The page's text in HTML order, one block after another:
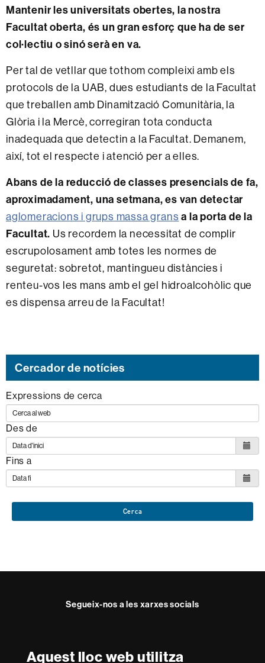
Aquest lloc web utilitza
Mantenir les universitats obertes, la nostra
Facultat oberta, és un gran esforç que ha de ser
col·lectiu o sinó serà en va.
Per tal de vetllar que tothom compleixi amb els
protocols de la UAB, dues estudiants de la Facultat
que treballen amb Dinamització Comunitària, la
Glòria i la Mercè, corregiran tota conducta
inadequada que detectin a la Facultat. Demanem,
així, tot el respecte i atenció per a elles.
Abans de la reducció de classes presencials de fa,
aproximadament, una setmana, es van detectar
aglomeracions i grups massa grans a la porta de la
Facultat. Us recordem la necessitat de complir
escrupolosament amb totes les normes de
seguretat: sobretot, mantingueu distàncies i
renteu-vos les mans amb el gel hidroalcohòlic que
es dispensa arreu de la Facultat!
Cercador de notícies
Expressions de cerca
Des de
Fins a
Cerca
Segueix-nos a les xarxes socials